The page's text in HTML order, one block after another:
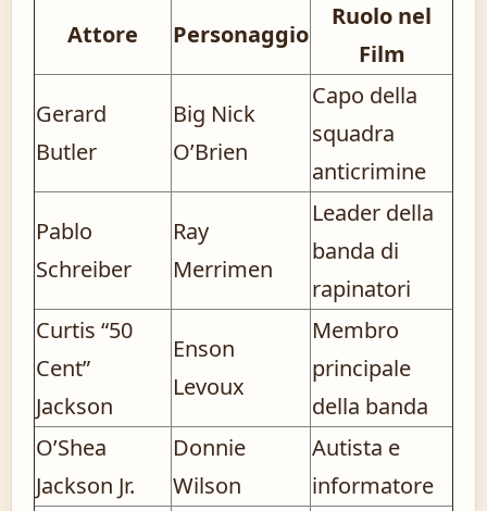
Attore Personaggio
Ruolo nel
Film
Gerard
Butler
Big Nick
O’Brien
Capo della
squadra
anticrimine
Pablo
Schreiber
Ray
Merrimen
Leader della
banda di
rapinatori
Curtis “50
Cent”
Jackson
Enson
Levoux
Membro
principale
della banda
O’Shea
Jackson Jr.
Donnie
Wilson
Autista e
informatore